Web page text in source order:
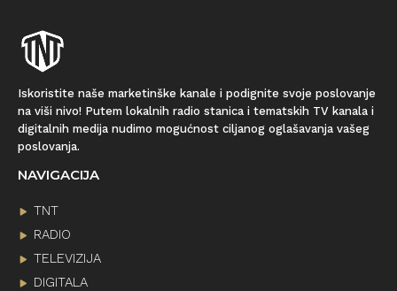
Iskoristite naše marketinške kanale i podignite svoje poslovanje
na viši nivo! Putem lokalnih radio stanica i tematskih TV kanala i
digitalnih medija nudimo mogućnost ciljanog oglašavanja vašeg
poslovanja.
NAVIGACIJA
TNT
RADIO
TELEVIZIJA
DIGITALA